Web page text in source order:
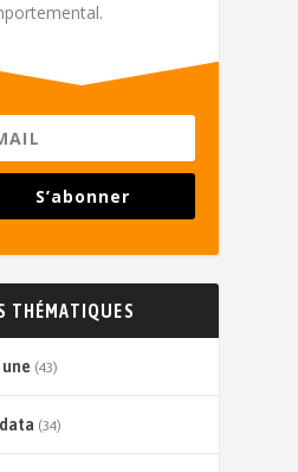
S’abonner
THÉMATIQUES
(43)
(34)